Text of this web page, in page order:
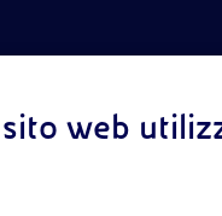
Privacy
web